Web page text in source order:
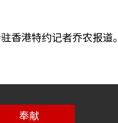
香港特约记者乔农报道。
奉献